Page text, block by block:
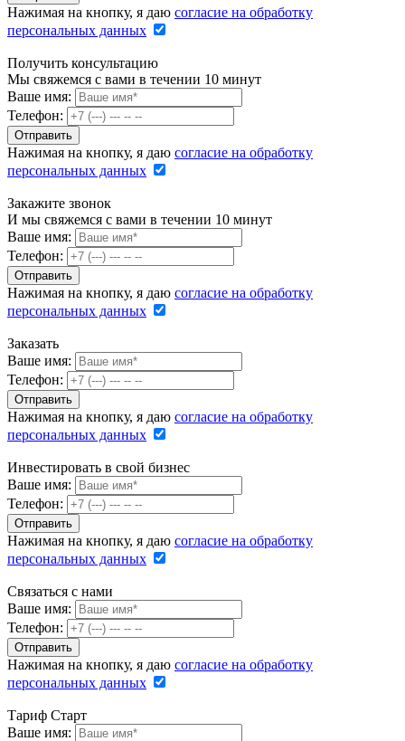
Нажимая на кнопку, я даю согласие на обработку
персональных данных
Получить консультацию
Мы свяжемся с вами в течении 10 минут
Ваше имя:
Телефон:
Нажимая на кнопку, я даю согласие на обработку
персональных данных
Закажите звонок
И мы свяжемся с вами в течении 10 минут
Ваше имя:
Телефон:
Нажимая на кнопку, я даю согласие на обработку
персональных данных
Заказать
Ваше имя:
Телефон:
Нажимая на кнопку, я даю согласие на обработку
персональных данных
Инвестировать в свой бизнес
Ваше имя:
Телефон:
Нажимая на кнопку, я даю согласие на обработку
персональных данных
Связаться с нами
Ваше имя:
Телефон:
Нажимая на кнопку, я даю согласие на обработку
персональных данных
Тариф Старт
Ваше имя: